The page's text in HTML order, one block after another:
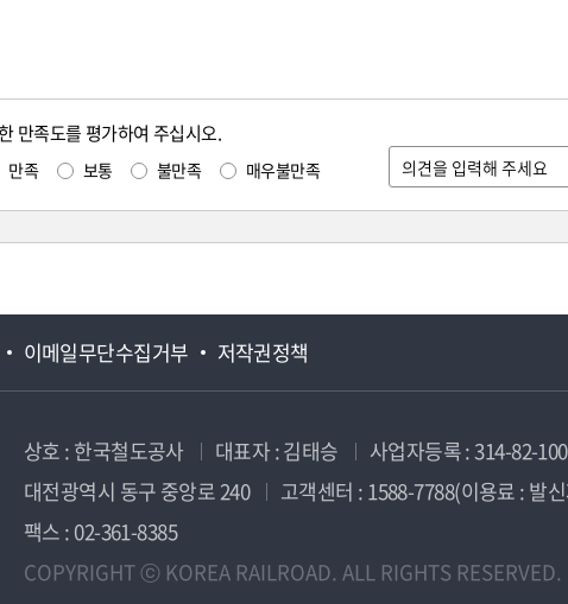
만족도를 평가하여 주십시오.
만족 보통 불만족 매우불만족
이메일무단수집거부 저작권정책
상호 : 한국철도공사 대표자 : 김태승 사업자등록 : 314-82-
대전광역시 동구 중앙로 240
고객센터 : 1588-7788(이용료 : 발
팩스 : 02-361-8385
COPYRIGHT ⓒ KOREA RAILROAD. ALL RIGHTS RESERVED.